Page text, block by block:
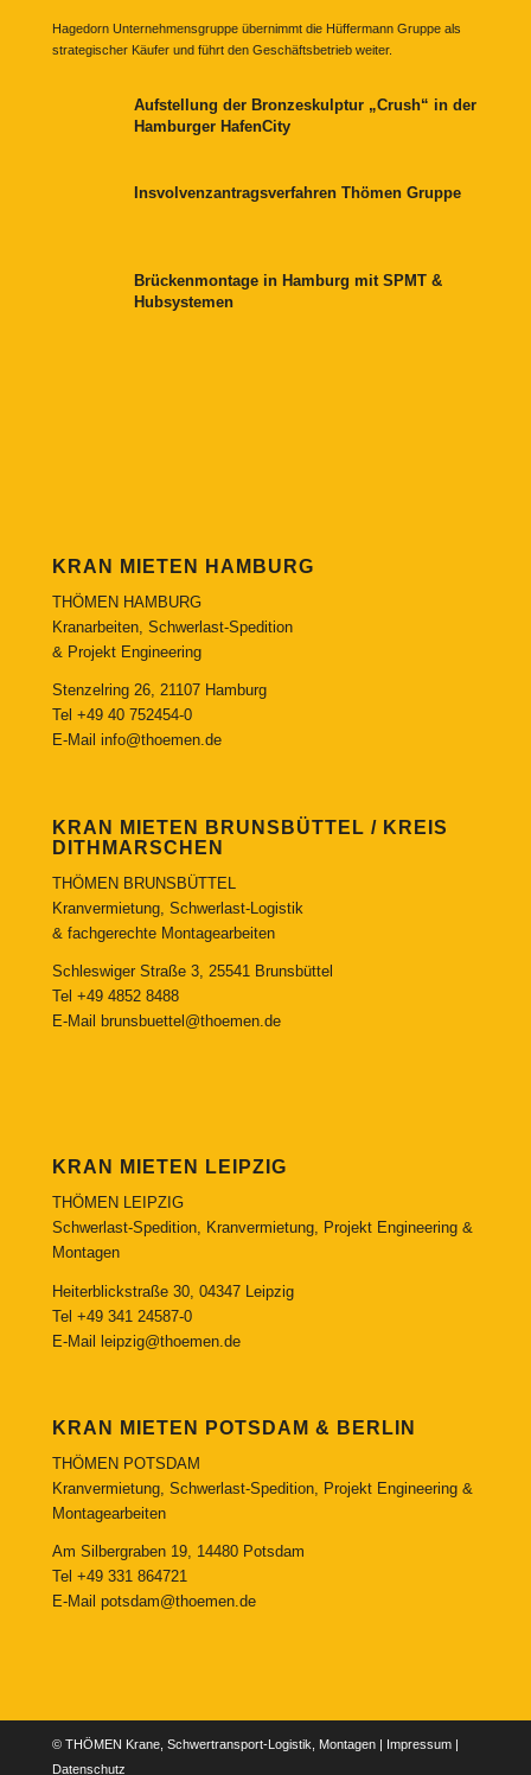
Hagedorn Unternehmensgruppe übernimmt die Hüffermann Gruppe als
strategischer Käufer und führt den Geschäftsbetrieb weiter.
Aufstellung der Bronzeskulptur „Crush“ in der
Hamburger HafenCity
Insvolvenzantragsverfahren Thömen Gruppe
Brückenmontage in Hamburg mit SPMT &
Hubsystemen
KRAN MIETEN HAMBURG
THÖMEN HAMBURG
Kranarbeiten, Schwerlast-Spedition
& Projekt Engineering
Stenzelring 26, 21107 Hamburg
Tel +49 40 752454-0
E-Mail info@thoemen.de
KRAN MIETEN BRUNSBÜTTEL / KREIS
DITHMARSCHEN
THÖMEN BRUNSBÜTTEL
Kranvermietung, Schwerlast-Logistik
& fachgerechte Montagearbeiten
Schleswiger Straße 3, 25541 Brunsbüttel
Tel +49 4852 8488
E-Mail
brunsbuettel@thoemen.de
KRAN MIETEN LEIPZIG
THÖMEN LEIPZIG
Schwerlast-Spedition, Kranvermietung, Projekt Engineering &
Montagen
Heiterblickstraße 30, 04347 Leipzig
Tel +49 341 24587-0
E-Mail leipzig@thoemen.de
KRAN MIETEN POTSDAM & BERLIN
THÖMEN POTSDAM
Kranvermietung, Schwerlast-Spedition, Projekt Engineering &
Montagearbeiten
Am Silbergraben 19, 14480 Potsdam
Tel +49 331 864721
E-Mail potsdam@thoemen.de
© THÖMEN Krane, Schwertransport-Logistik, Montagen | Impressum|
Datenschutz